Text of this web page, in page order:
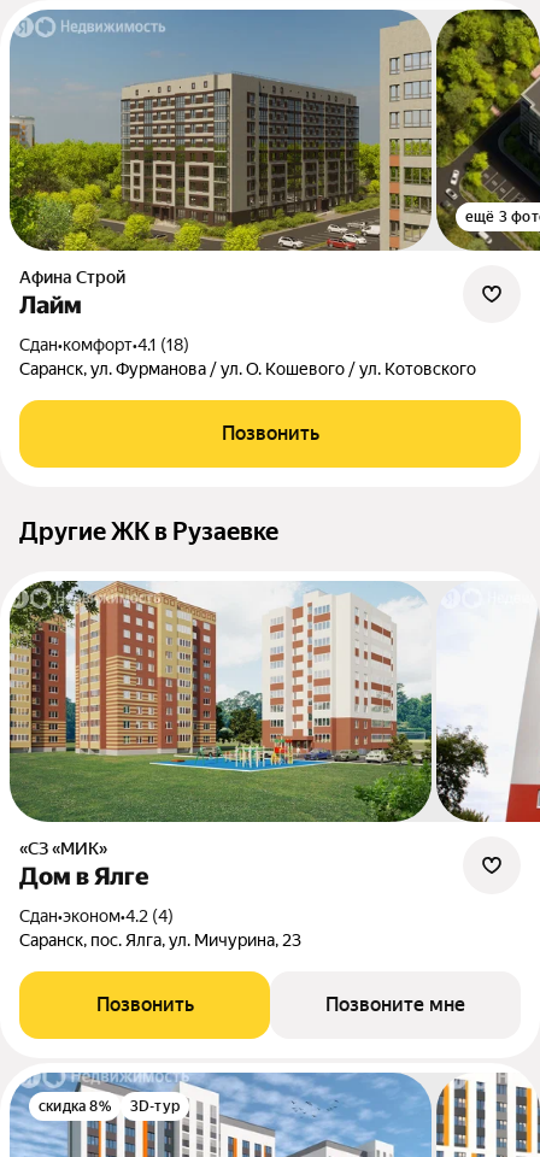
ещё 3
Афина Строй
Лайм
Сдан•комфорт•4.1 (18)
Саранск, ул. Фурманова / ул. О. Кошевого / ул. Котовского
Позвонить
Другие ЖК в Рузаевке
«СЗ «МИК»
Дом в Ялге
Сдан•эконом•4.2 (4)
Саранск, пос. Ялга, ул. Мичурина, 23
Позвонить Позвоните мне
скидка 8% 3D-тур